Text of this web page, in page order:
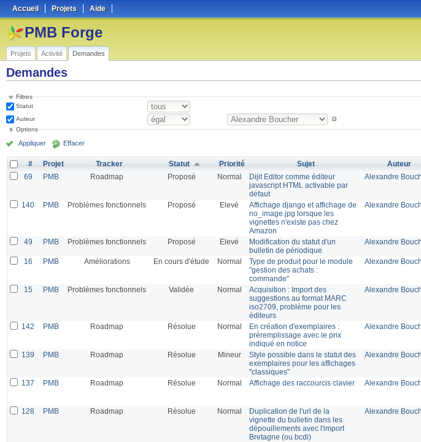
Accueil Projets Aide
PMB Forge
Projets Activité Demandes
Demandes
Filtres
Statut
Auteur
Options
Appliquer Effacer
# Projet Tracker Statut Priorité Sujet Auteur
69
PMB Roadmap Proposé Normal
Dijit Editor comme éditeur
javascript HTML activable par
défaut
Alexandre
140 PMB Problèmes fonctionnels Proposé Elevé
Affichage django et affichage de
no_image.jpg lorsque les
vignettes n'existe pas chez
Amazon
Alexandre
49 PMB Problèmes fonctionnels Proposé Elevé
Modification du statut d'un
bulletin de périodique
Alexandre
16 PMB Améliorations En cours d'étude Normal
Type de produit pour le module
"gestion des achats :
commande"
Alexandre
15 PMB Problèmes fonctionnels Validée Normal
Acquisition : Import des
suggestions au format MARC
iso2709, problème pour les
éditeurs
Alexandre
142 PMB Roadmap Résolue Normal
En création d'exemplaires :
préremplissage avec le prix
indiqué en notice
Alexandre
139 PMB Roadmap Résolue Mineur
Style possible dans le statut des
exemplaires pour les affichages
"classiques"
Alexandre
137 PMB Roadmap Résolue Normal Affichage des raccourcis clavier Alexandre
128 PMB Roadmap Résolue Normal
Duplication de l'url de la
vignette du bulletin dans les
dépouillements avec l'import
Bretagne (ou bcdi)
Alexandre